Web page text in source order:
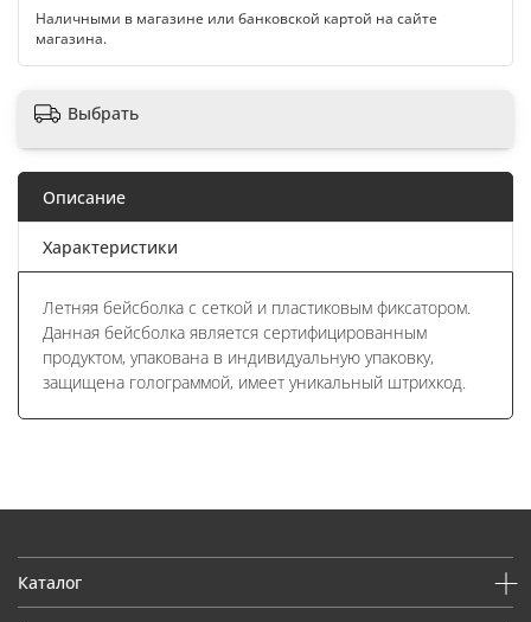
Наличными в магазине или банковской картой на сайте
магазина.
Выбрать
Описание
Характеристики
Летняя бейсболка с сеткой и пластиковым фиксатором.
Данная бейсболка является сертифицированным
продуктом, упакована в индивидуальную упаковку,
защищена голограммой, имеет уникальный штрихкод.
Каталог